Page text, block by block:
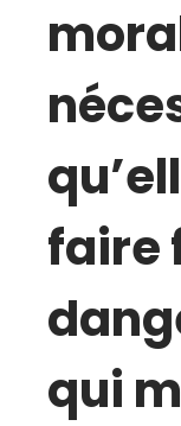
faire
qui